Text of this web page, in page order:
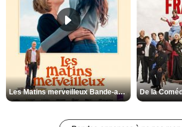
Les Matins merveilleux Bande-annonce VF